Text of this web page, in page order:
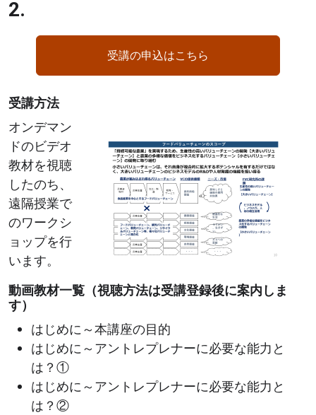
2.
受講の申込はこちら
受講方法
オンデマン
ドのビデオ
教材を視聴
したのち、
遠隔授業で
のワークシ
ョップを行
います。
動画教材一覧（視聴方法は受講登録後に案内しま
す）
はじめに～本講座の目的
はじめに～アントレプレナーに必要な能力と
は？①
はじめに～アントレプレナーに必要な能力と
は？②